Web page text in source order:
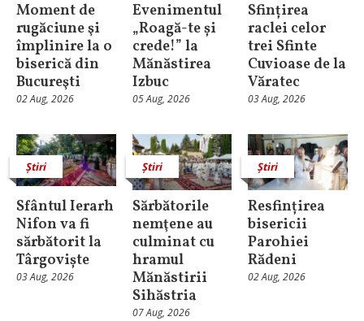
Moment de
rugăciune şi
împlinire la o
biserică din
Bucureşti
02 Aug, 2026
Evenimentul
„Roagă-te și
crede!” la
Mănăstirea
Izbuc
05 Aug, 2026
Sfințirea
raclei celor
trei Sfinte
Cuvioase de la
Văratec
03 Aug, 2026
Știri
Sfântul Ierarh
Nifon va fi
sărbătorit la
Târgoviște
03 Aug, 2026
Știri
Sărbătorile
nemţene au
culminat cu
hramul
Mănăstirii
Sihăstria
07 Aug, 2026
Știri
Resfințirea
bisericii
Parohiei
Rădeni
02 Aug, 2026